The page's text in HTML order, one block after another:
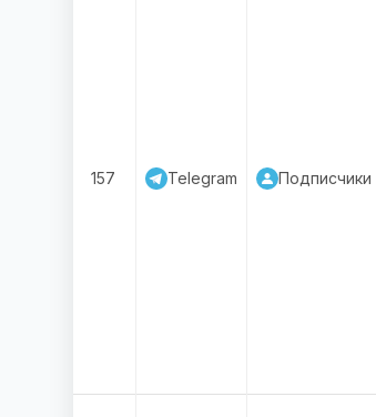
157 Telegram Подписчики